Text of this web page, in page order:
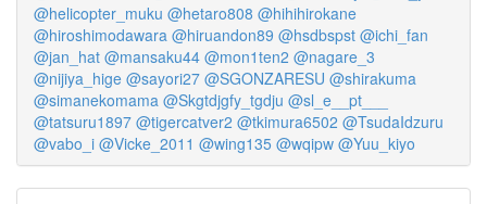
@helicopter_muku @hetaro808 @hihihirokane
@hiroshimodawara @hiruandon89 @hsdbspst @ichi_fan
@jan_hat @mansaku44 @mon1ten2 @nagare_3
@nijiya_hige @sayori27 @SGONZARESU @shirakuma
@simanekomama @Skgtdjgfy_tgdju @sl_e__pt___
@tatsuru1897 @tigercatver2 @tkimura6502 @TsudaIdzuru
@vabo_i @Vicke_2011 @wing135 @wqipw @Yuu_kiyo